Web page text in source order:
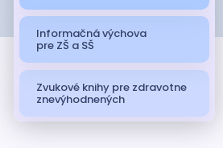
Informačná výchova
pre ZŠ a SŠ
Zvukové knihy pre zdravotne
znevýhodnených